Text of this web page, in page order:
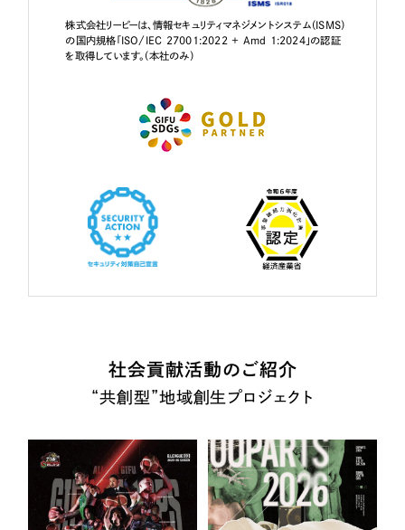
株式会社リーピーは、情報セキュリティマネジメントシステム（ISMS）
の国内規格「ISO/IEC 27001:2022 + Amd 1:2024」の認証
を取得しています。（本社のみ）
社会貢献活動のご紹介
“共創型”地域創生プロジェクト